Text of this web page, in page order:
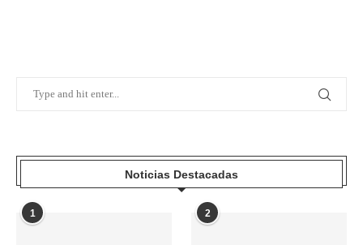
Noticias Destacadas
1 2